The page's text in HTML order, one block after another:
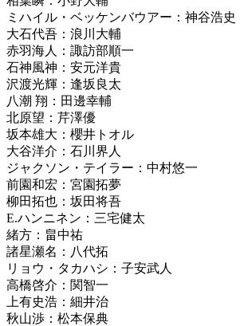
ミハイル・ベッケンバウアー：神谷浩史
大石代吾：浪川大輔
赤羽海人：諏訪部順一
石神風神：安元洋貴
沢渡光輝：逢坂良太
八潮 翔：田邊幸輔
北原望：芹澤優
坂本雄大：櫻井トオル
大谷洋介：石川界人
ジャクソン・テイラー：中村悠一
前園和宏：宮園拓夢
柳田拓也：坂田将吾
E.ハンニネン：三宅健太
緒方：畠中祐
諸星瀬名：八代拓
リョウ・タカハシ：子安武人
高橋啓介：関智一
上有史浩：細井治
秋山渉：松本保典